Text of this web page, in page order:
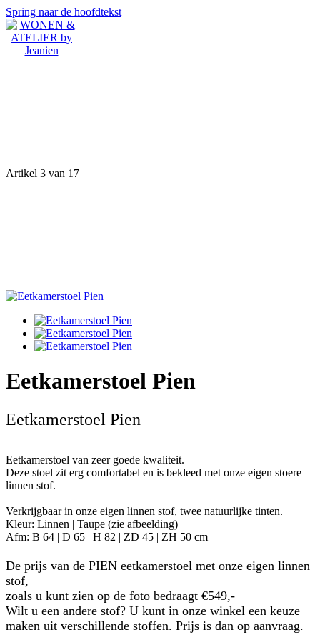
Spring naar de hoofdtekst
Artikel 3 van 17
Eetkamerstoel Pien
Eetkamerstoel Pien
Eetkamerstoel van zeer goede kwaliteit.
Deze stoel zit erg comfortabel en is bekleed met onze eigen stoere
linnen stof.
Verkrijgbaar in onze eigen linnen stof, twee natuurlijke tinten.
Kleur: Linnen | Taupe (zie afbeelding)
Afm: B 64 | D 65 | H 82 | ZD 45 | ZH 50 cm
De prijs van de PIEN eetkamerstoel met onze eigen linnen
stof,
zoals u kunt zien op de foto bedraagt €549,-
Wilt u een andere stof? U kunt in onze winkel een keuze
maken uit verschillende stoffen. Prijs is dan op aanvraag.